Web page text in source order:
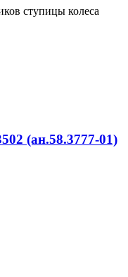
ступицы колеса
(ан.58.3777-01)